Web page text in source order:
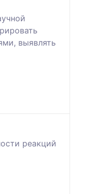
выявлять
реакций